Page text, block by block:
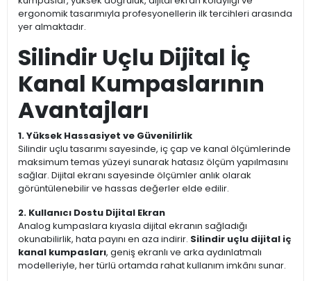
ergonomik tasarımıyla profesyonellerin ilk tercihleri arasında
yer almaktadır.
Silindir Uçlu Dijital İç
Kanal Kumpaslarının
Avantajları
1. Yüksek Hassasiyet ve Güvenilirlik
Silindir uçlu tasarımı sayesinde, iç çap ve kanal ölçümlerinde
maksimum temas yüzeyi sunarak hatasız ölçüm yapılmasını
sağlar. Dijital ekranı sayesinde ölçümler anlık olarak
görüntülenebilir ve hassas değerler elde edilir.
2. Kullanıcı Dostu Dijital Ekran
Analog kumpaslara kıyasla dijital ekranın sağladığı
okunabilirlik, hata payını en aza indirir. Silindir uçlu dijital iç
kanal kumpasları, geniş ekranlı ve arka aydınlatmalı
modelleriyle, her türlü ortamda rahat kullanım imkânı sunar.